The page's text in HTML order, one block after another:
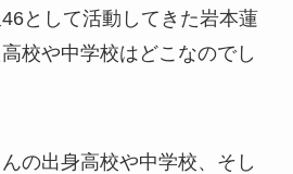
として活動してきた岩本蓮
校や中学校はどこなのでし
の出身高校や中学校、そし